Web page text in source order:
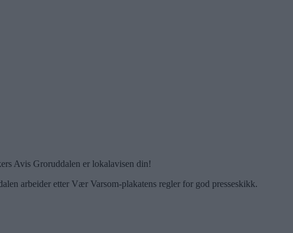
Avis Groruddalen er lokalavisen din!
arbeider etter Vær Varsom-plakatens regler for god presseskikk.